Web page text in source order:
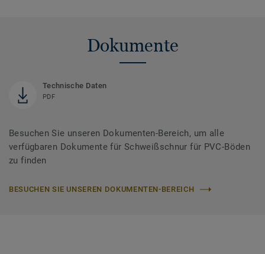
Dokumente
Technische Daten
PDF
Besuchen Sie unseren Dokumenten-Bereich, um alle
verfügbaren Dokumente für Schweißschnur für PVC-Böden
zu finden
BESUCHEN SIE UNSEREN DOKUMENTEN-BEREICH